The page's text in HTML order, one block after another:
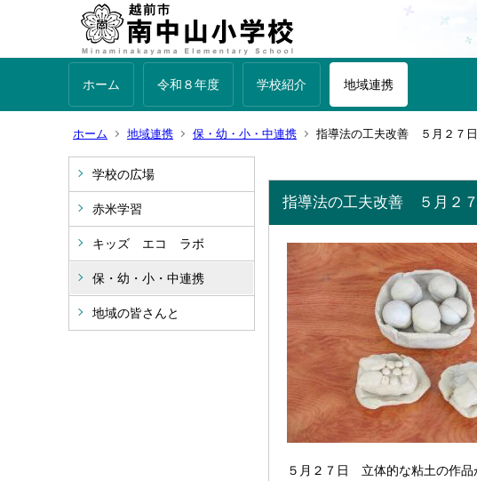
ホーム 令和８年度 学校紹介 地域連携
ホーム 地域連携 保・幼・小・中連携 指導法の工夫改善 ５月２７日
学校の広場
赤米学習
キッズ エコ ラボ
保・幼・小・中連携
地域の皆さんと
指導法の工夫改善 ５月２
５月２７日 立体的な粘土の作品